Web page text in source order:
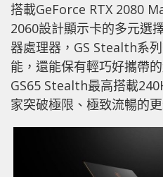
搭載GeForce RTX 2080
2060設計顯示卡的多元選
器處理器，GS Stealth系
能，還能保有輕巧好攜帶
GS65 Stealth最高搭載
家突破極限、極致流暢的更